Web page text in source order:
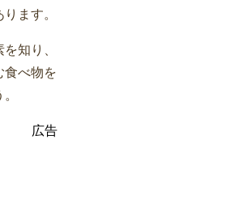
ります。
知り、
食べ物を
広告